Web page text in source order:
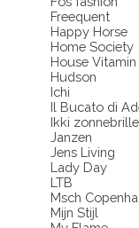
Freequent
Happy Horse
Home Society
House Vitamin
Hudson
Ichi
Il Bucato di
Ikki
Janzen
Jens Living
Lady Day
LTB
Msch
Mijn Stijl